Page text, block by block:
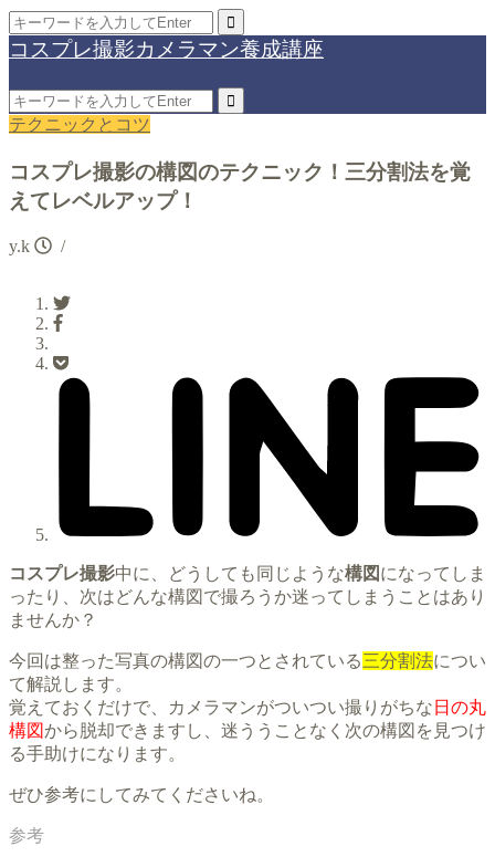
コスプレ撮影カメラマン養成講座
テクニックとコツ
コスプレ撮影の構図のテクニック！三分割法を覚
えてレベルアップ！
y.k /
コスプレ撮影中に、どうしても同じような構図 になってしま
ったり、次はどんな構図で撮ろうか迷ってしまうことはあり
ませんか？
今回は整った写真の構図の一つとされている三分割法につい
て解説します。
覚えておくだけで、カメラマンがついつい撮りがちな 日の丸
構図から脱却できますし、迷ううことなく次の構図を見つけ
る手助けになります。
ぜひ参考にしてみてくださいね。